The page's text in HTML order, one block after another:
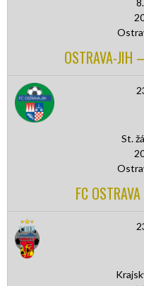
OSTRAVA-JIH
St.
FC